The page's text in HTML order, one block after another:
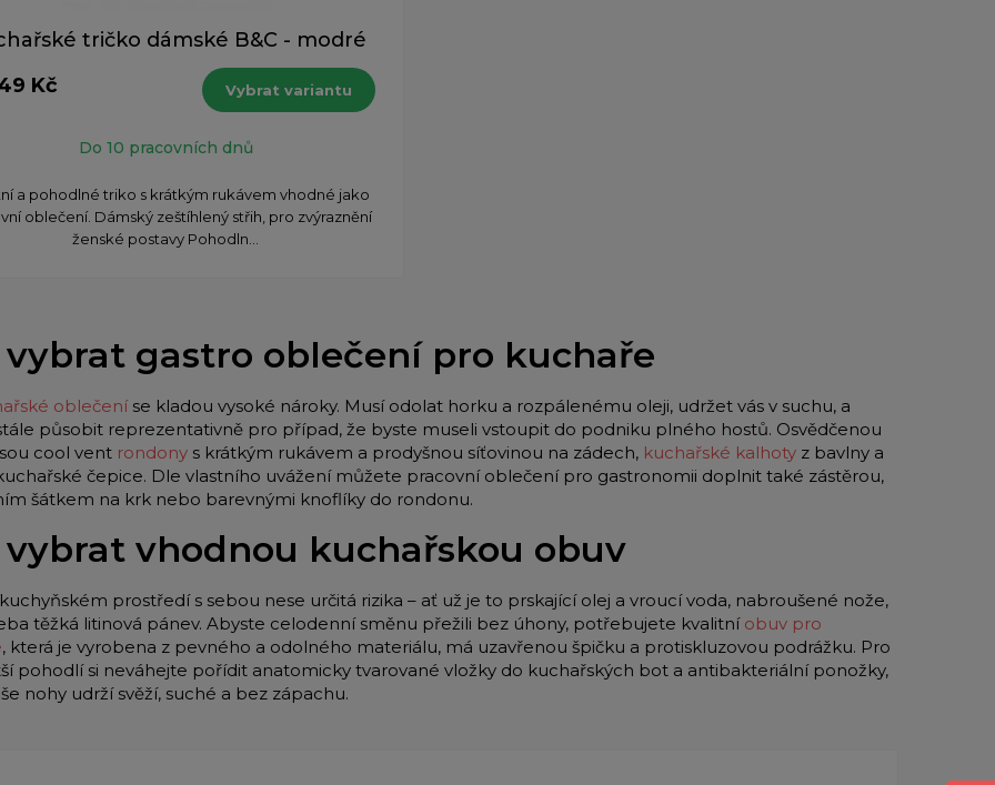
tričko dámské B&C - modré
Kč
Vybrat variantu
Do 10 pracovních dnů
a pohodlné triko s krátkým rukávem vhodné jako
oblečení. Dámský zeštíhlený střih, pro zvýraznění
ženské postavy Pohodln...
gastro oblečení pro kuchaře
oblečeníse kladou vysoké nároky. Musí odolat horku a rozpálenému oleji, udržet vás v suchu, a
působit reprezentativně pro případ, že byste museli vstoupit do podniku plného hostů. Osvědčenou
cool vent rondony s krátkým rukávem a prodyšnou síťovinou na zádech, kuchařské kalhoty z bavlny a
čepice. Dle vlastního uvážení můžete pracovní oblečení pro gastronomii doplnit také zástěrou,
šátkem na krk nebo barevnými knoflíky do rondonu.
vhodnou kuchařskou obuv
prostředí s sebou nese určitá rizika – ať už je to prskající olej a vroucí voda, nabroušené nože,
těžká litinová pánev. Abyste celodenní směnu přežili bez úhony, potřebujete kvalitní obuv pro
, která je vyrobena z pevného a odolného materiálu, má uzavřenou špičku a protiskluzovou podrážku. Pro
pohodlí si neváhejte pořídit anatomicky tvarované vložky do kuchařských bot a antibakteriální ponožky,
nohy udrží svěží, suché a bez zápachu.